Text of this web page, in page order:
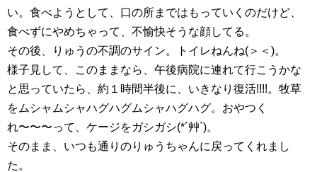
い。食べようとして、口の所まではもっていくのだけど、
食べずにやめちゃって、不愉快そうな顔してる。
その後、りゅうの不調のサイン。トイレねんね(＞＜)。
様子見して、このままなら、午後病院に連れて行こうかな
と思っていたら、約１時間半後に、いきなり復活!!!!。牧草
をムシャムシャハグハグムシャハグハグ。おやつく
れ〜〜〜って、ケージをガシガシ(*´艸`)。
そのまま、いつも通りのりゅうちゃんに戻ってくれまし
た。